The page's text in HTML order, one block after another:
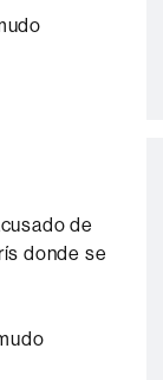
de
donde se